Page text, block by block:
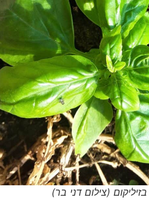
(צילום דני בר)